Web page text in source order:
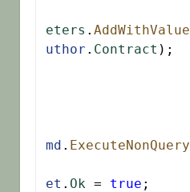
eters . AddWithValue
uthor . Contract );
md . ExecuteNonQuery
et . Ok = true ;